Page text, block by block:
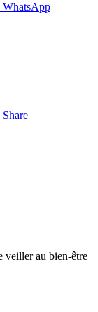
WhatsApp
Share
veiller au bien-être